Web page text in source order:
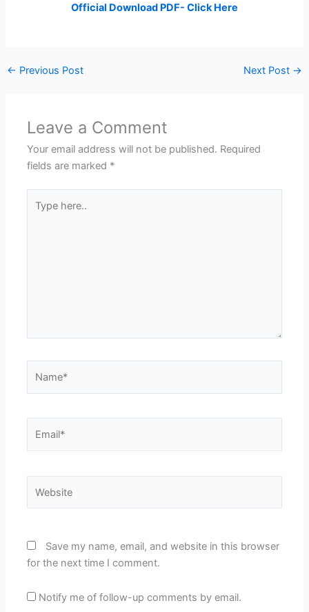
Official Download PDF- Click Here
← Previous Post Next Post →
Leave a Comment
Your email address will not be published. Required
fields are marked *
here..
Save my name, email, and website in this browser
for the next time I comment.
Notify me of follow-up comments by email.